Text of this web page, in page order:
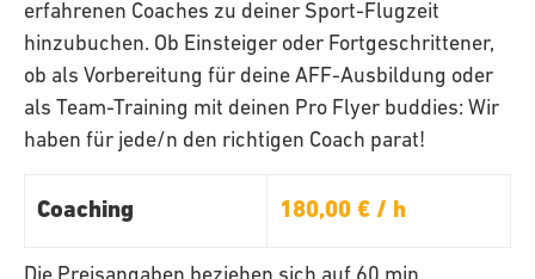
erfahrenen Coaches zu deiner Sport-Flugzeit
hinzubuchen. Ob Einsteiger oder Fortgeschrittener,
ob als Vorbereitung für deine AFF-Ausbildung oder
als Team-Training mit deinen Pro Flyer buddies: Wir
haben für jede/n den richtigen Coach parat!
Coaching 180,00 € / h